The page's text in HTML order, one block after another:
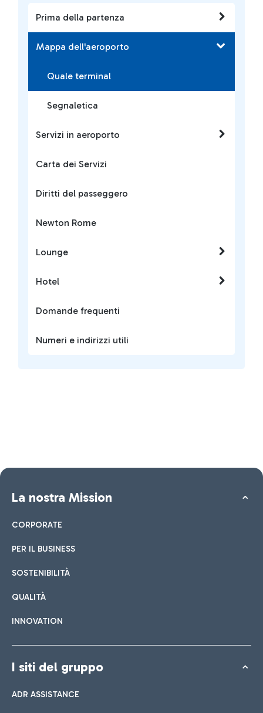
Prima della partenza
Mappa dell'aeroporto
Quale terminal
Segnaletica
Servizi in aeroporto
Carta dei Servizi
Diritti del passeggero
Newton Rome
Lounge
Hotel
Domande frequenti
Numeri e indirizzi utili
La nostra Mission
CORPORATE
PER IL BUSINESS
SOSTENIBILITÀ
QUALITÀ
INNOVATION
I siti del gruppo
ADR ASSISTANCE